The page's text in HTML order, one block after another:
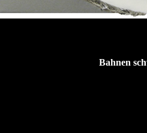
Bahnen